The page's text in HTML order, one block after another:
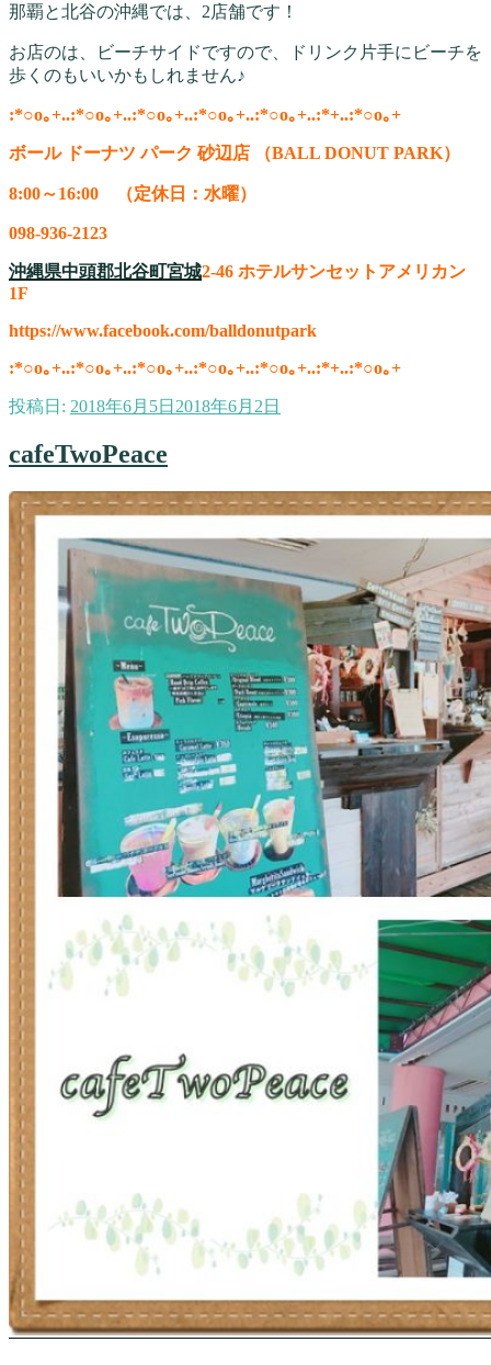
那覇と北谷の沖縄では、2店舗です！
お店のは、ビーチサイドですので、ドリンク片手にビーチを
歩くのもいいかもしれません♪
:*○o｡+..:*○o｡+..:*○o｡+..:*○o｡+..:*○o｡+..:*+..:*○o｡+
ボール ドーナツ パーク 砂辺店 （BALL DONUT PARK）
8:00～16:00 （定休日：水曜）
098-936-2123
沖縄県中頭郡北谷町宮城2-46 ホテルサンセットアメリカン
1F
https://www.facebook.com/balldonutpark
:*○o｡+..:*○o｡+..:*○o｡+..:*○o｡+..:*○o｡+..:*+..:*○o｡+
投稿日: 2018年6月5日 2018年6月2日
cafeTwoPeace